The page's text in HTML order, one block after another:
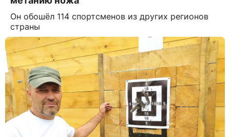
Он обошёл 114 спортсменов из других регионов
страны